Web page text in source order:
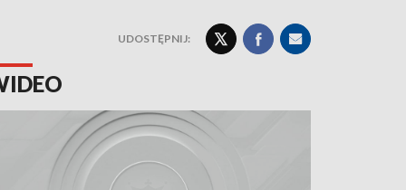
UDOSTĘPNIJ: